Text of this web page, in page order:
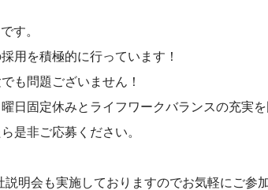
す。
用を積極的に行っています！
も問題ございません！
日固定休みとライフワークバランスの充実を
是非ご応募ください。
明会も実施しておりますのでお気軽にご参